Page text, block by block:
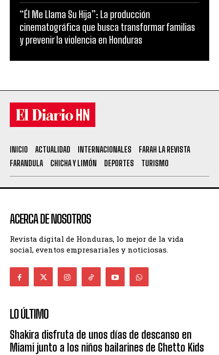
“Él Me Llama Su Hija”: La producción
cinematográfica que busca transformar familias
y prevenir la violencia en Honduras
INICIO ACTUALIDAD INTERNACIONALES
FARAH LA REVISTA
FARANDULA
CHICHA Y LIMÓN DEPORTES TURISMO
ACERCA DE NOSOTROS
Revista digital de Honduras, lo mejor de la vida
social, eventos empresariales y noticiosas.
LO ÚLTIMO
Shakira disfruta de unos días de descanso en
Miami junto a los niños bailarines de Ghetto Kids